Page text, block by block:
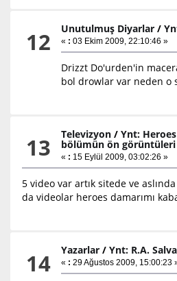
12 Unutulmuş Diyarlar /
« : 03 Ekim 2009, 22:10:46 »
Drizzt Do'urden'in
bol drowlar var neden o
13 Televizyon /Ynt:
bölümün ön görüntüleri
« : 15 Eylül 2009, 03:02:26 »
5 video var artık sitede ve
da videolar heroes damarımı
14 Yazarlar /Ynt: R.A.
« : 29 Ağustos 2009, 15:00:23